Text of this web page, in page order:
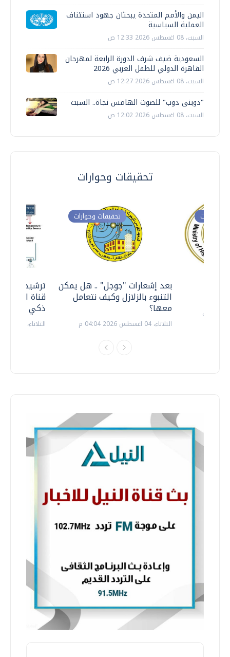
اليمن والأمم المتحدة يبحثان جهود استئناف
العملية السياسية
السبت، 08 اغسطس 2026 12:33 ص
السعودية ضيف شرف الدورة الرابعة لمهرجان
القاهرة الدولي للطفل العربي 2026
السبت، 08 اغسطس 2026 12:27 ص
"دوبنى دوب" للصوت الهامس نجاة.. السبت
السبت، 08 اغسطس 2026 12:02 ص
تحقيقات وحوارات
ترشيدا
قناة
ذكي
الثلاثاء، 14 يوليو 2026 06:11 م
تحقيقات وحوارات
بعد إشعارات "جوجل" .. هل يمكن
التنبوء بالزلازل وكيف نتعامل
معها؟
الثلاثاء، 04 اغسطس 2026 04:04 م
وحوارات